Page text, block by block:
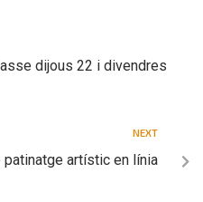
dijous 22 i divendres
NEXT
artístic en línia